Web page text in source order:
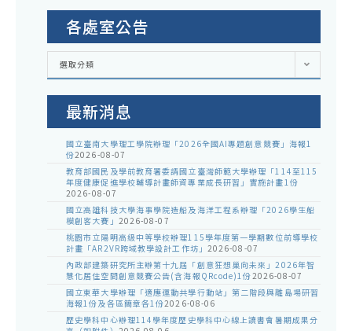
各處室公告
各
室
選取分類
最新消息
國立臺南大學理工學院辦理「2026全國AI專題創意競賽」海報1
份2026-08-07
教育部國民及學前教育署委請國立臺灣師範大學辦理「114至115
年度健康促進學校輔導計畫師資專業成長研習」實施計畫1份
2026-08-07
國立高雄科技大學海事學院造船及海洋工程系辦理「2026學生船
模創客大賽」 2026-08-07
桃園市立陽明高級中等學校辦理115學年度第一學期數位前導學校
計畫「AR2VR跨域教學設計工作坊」 2026-08-07
內政部建築研究所主辦第十九屆「創意狂想巢向未來」2026年智
慧化居住空間創意競賽公告(含海報QRcode)1份2026-08-07
國立東華大學辦理「適應運動共學行動站」第二階段與離島場研習
海報1份及各區簡章各1份2026-08-06
歷史學科中心辦理114學年度歷史學科中心線上讀書會暑期成果分